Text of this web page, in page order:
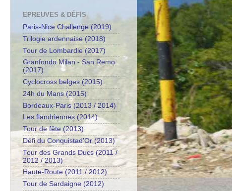
EPREUVES & DÉFIS
Paris-Nice Challenge (2019)
Trilogie ardennaise (2018)
Tour de Lombardie (2017)
Granfondo Milan - San Remo
(2017)
Cyclocross belges (2015)
24h du Mans (2015)
Bordeaux-Paris (2013 / 2014)
Les flandriennes (2014)
Tour de fête (2013)
Défi du Conquistad'Or (2013)
Tour des Grands Ducs (2011 /
2012 / 2013)
Haute-Route (2011 / 2012)
Tour de Sardaigne (2012)